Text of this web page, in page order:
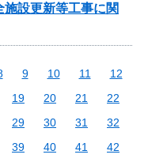
施設更新等工事に関
9 10 11
12
19 20 21
22
29 30 31
32
39 40 41
42